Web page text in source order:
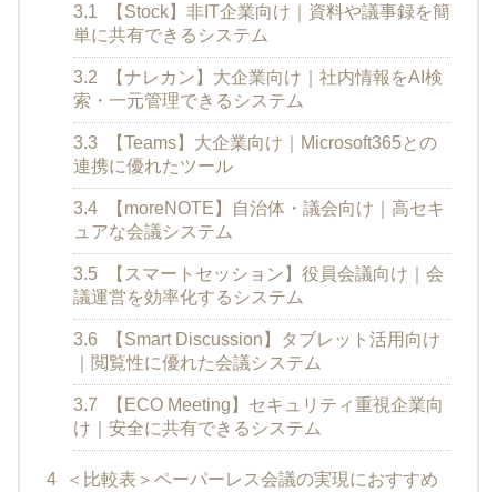
3.1
【Stock】非IT企業向け｜資料や議事録を簡
単に共有できるシステム
3.2
【ナレカン】大企業向け｜社内情報をAI検
索・一元管理できるシステム
3.3
【Teams】大企業向け｜Microsoft365との
連携に優れたツール
3.4
【moreNOTE】自治体・議会向け｜高セキ
ュアな会議システム
3.5
【スマートセッション】役員会議向け｜会
議運営を効率化するシステム
3.6
【Smart Discussion】タブレット活用向け
｜閲覧性に優れた会議システム
3.7
【ECO Meeting】セキュリティ重視企業向
け｜安全に共有できるシステム
4
＜比較表＞ペーパーレス会議の実現におすすめ